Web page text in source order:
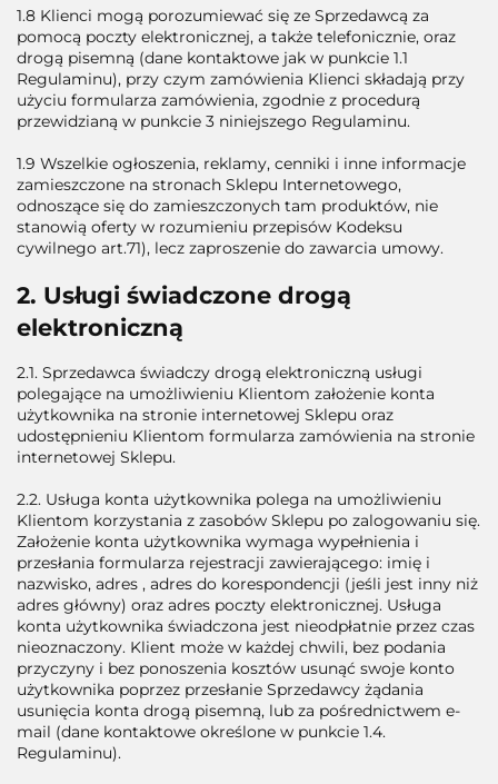
1.8 Klienci mogą porozumiewać się ze Sprzedawcą za
pomocą poczty elektronicznej, a także telefonicznie, oraz
drogą pisemną (dane kontaktowe jak w punkcie 1.1
Regulaminu), przy czym zamówienia Klienci składają przy
użyciu formularza zamówienia, zgodnie z procedurą
przewidzianą w punkcie 3 niniejszego Regulaminu.
1.9 Wszelkie ogłoszenia, reklamy, cenniki i inne informacje
zamieszczone na stronach Sklepu Internetowego,
odnoszące się do zamieszczonych tam produktów, nie
stanowią oferty w rozumieniu przepisów Kodeksu
cywilnego art.71), lecz zaproszenie do zawarcia umowy.
2. Usługi świadczone drogą
elektroniczną
2.1. Sprzedawca świadczy drogą elektroniczną usługi
polegające na umożliwieniu Klientom założenie konta
użytkownika na stronie internetowej Sklepu oraz
udostępnieniu Klientom formularza zamówienia na stronie
internetowej Sklepu.
2.2. Usługa konta użytkownika polega na umożliwieniu
Klientom korzystania z zasobów Sklepu po zalogowaniu się.
Założenie konta użytkownika wymaga wypełnienia i
przesłania formularza rejestracji zawierającego: imię i
nazwisko, adres , adres do korespondencji (jeśli jest inny niż
adres główny) oraz adres poczty elektronicznej. Usługa
konta użytkownika świadczona jest nieodpłatnie przez czas
nieoznaczony. Klient może w każdej chwili, bez podania
przyczyny i bez ponoszenia kosztów usunąć swoje konto
użytkownika poprzez przesłanie Sprzedawcy żądania
usunięcia konta drogą pisemną, lub za pośrednictwem e-
mail (dane kontaktowe określone w punkcie 1.4.
Regulaminu).